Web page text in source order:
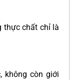
thực chất chỉ là
không còn giới